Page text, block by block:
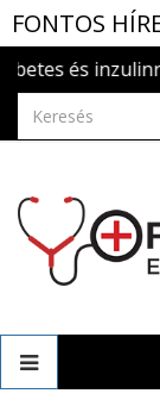
FONTOS